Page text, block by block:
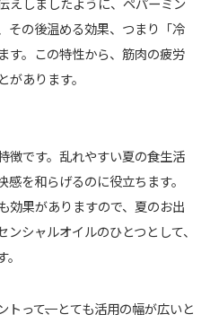
その後温める効果、つまり「冷
す。この特性から、筋肉の疲労
あります。
徴です。乱れやすい夏の食生活
を和らげるのに役立ちます。
効果がありますので、夏のお出
シャルオイルのひとつとして、
トって、とても活用の幅が広いと